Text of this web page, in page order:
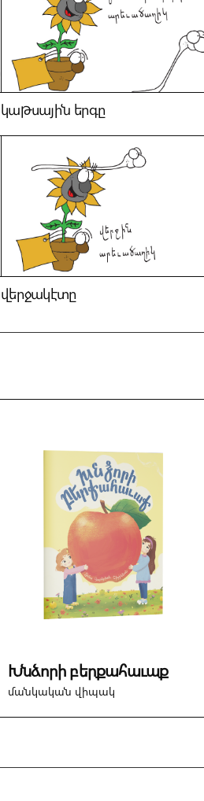
կաթսային երգը
վերջակէտը
Խնձորի բերքահաւաք
մանկական վիպակ